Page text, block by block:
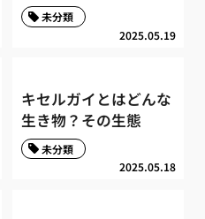
2025.05.19
未分類
キセルガイとはどんな
生き物？その生態
2025.05.18
未分類